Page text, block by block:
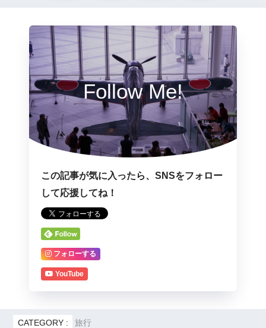
Follow Me!
この記事が気に入ったら、SNSをフォロー
して応援してね！
フォローする
YouTube
CATEGORY : 旅行